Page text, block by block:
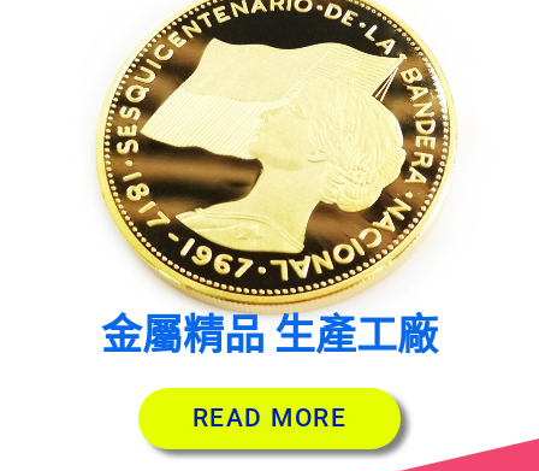
金屬精品 生產工廠
READ MORE